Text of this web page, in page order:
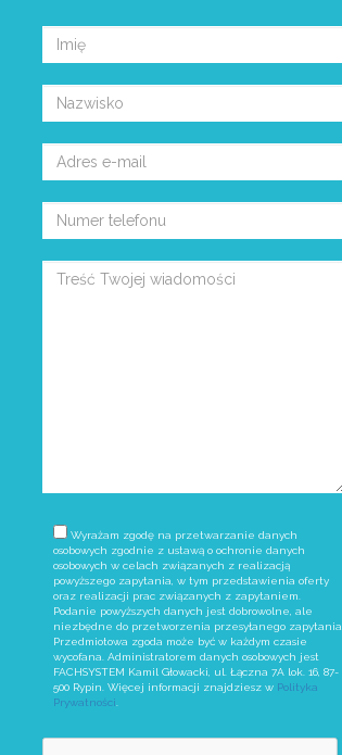
Wyrażam zgodę na przetwarzanie danych
osobowych zgodnie z ustawą o ochronie danych
osobowych w celach związanych z realizacją
powyższego zapytania, w tym przedstawienia oferty
oraz realizacji prac związanych z zapytaniem.
Podanie powyższych danych jest dobrowolne, ale
niezbędne do przetworzenia przesyłanego zapytania.
Przedmiotowa zgoda może być w każdym czasie
wycofana. Administratorem danych osobowych jest
FACHSYSTEM Kamil Głowacki, ul. Łączna 7A lok. 16, 87-
500 Rypin. Więcej informacji znajdziesz w Polityka
Prywatności